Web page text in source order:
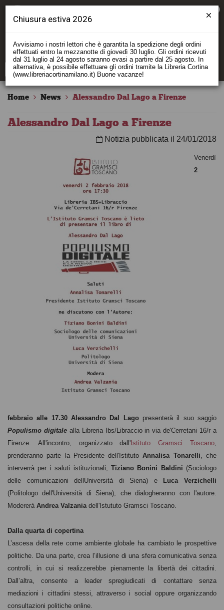
Home News Alessandro Dal Lago a Firenze
Alessandro Dal Lago a Firenze
Notizia pubblicata il 24/01/2018
Venerdì
2
febbraio alle 17.30 Alessandro Dal Lagopresenterà il suo saggio
Populismo digitalealla Libreria Ibs/Libraccio in via de'Cerretani 16/r a
Firenze. All'incontro, organizzato dall' Istituto Gramsci Toscano,
prenderanno parte la Presidente dell'IstitutoAnnalisa Tonarelli, che
interverrà per i saluti istituzionali, Tiziano Bonini Baldini (Sociologo
delle comunicazioni dellUniversità di Siena) e
Luca Verzichelli
(Politologo dell'Università di Siena), che dialogheranno con l'autore.
Modererà Andrea Valzaniadell'Istututo Gramsci Toscano.
Dalla quarta di copertina
L’ascesa della rete come ambiente globale ha cambiato le prospettive
politiche. Da una parte, crea l’illusione di una sfera comunicativa senza
controlli, in cui si realizzerebbe pienamente la libertà dei cittadini.
Dall’altra, consente a leader spregiudicati di contattare senza
mediazioni i cittadini stessi, attraverso i social oppure organizzando
consultazioni politiche online.
Chiusura estiva 2026
Avvisiamo i nostri lettori che è garantita la spedizione degli ordini
effettuati entro la mezzanotte di giovedì 30 luglio. Gli ordini ricevuti
dal 31 luglio al 24 agosto saranno evasi a partire dal 25 agosto. In
alternativa, è possibile effettuare gli ordini tramite la Libreria Cortina
(www.libreriacortinamilano.it) Buone vacanze!